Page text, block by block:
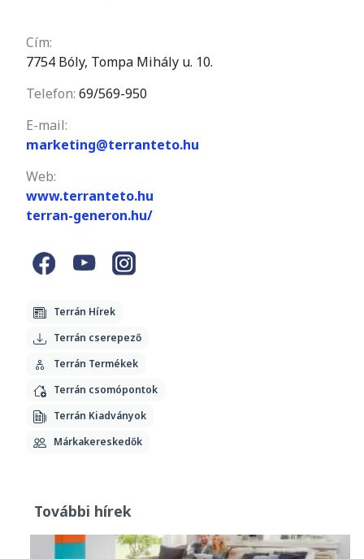
Cím:
7754 Bóly, Tompa Mihály u. 10.
Telefon: 69/569-950
E-mail:
marketing@terranteto.hu
Web:
www.terranteto.hu
terran-generon.hu/
Terrán Hírek
Terrán cserepező
Terrán Termékek
Terrán csomópontok
Terrán Kiadványok
Márkakereskedők
További hírek